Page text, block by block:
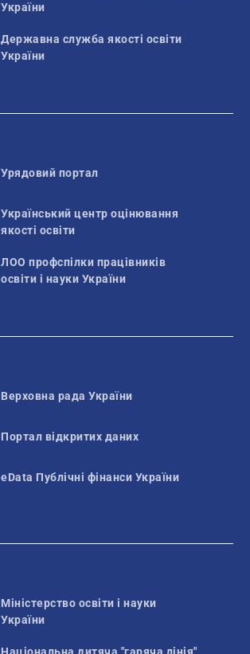
України
Державна служба якості освіти
України
Урядовий портал
Український центр оцінювання
якості освіти
ЛОО профспілки працівників
освіти і науки України
Верховна рада України
Портал відкритих даних
eData Публічні фінанси України
Міністерство освіти і науки
України